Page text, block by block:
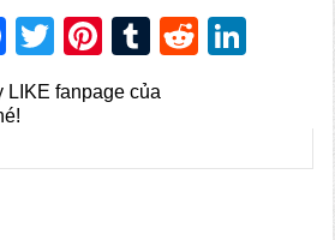
Facebook
TwitterPinterest
TumblrReddit
LIKE fanpage của